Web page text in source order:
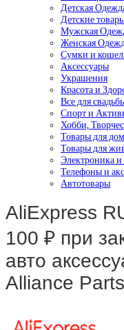
Детская
Детские
Мужская
Женская
Сумки и
Аксессуары
Украшения
Красота и
Все для
Спорт и
Хобби,
Товары для
Товары для
Электроника
Телефоны и
Автотовары
AliExpress
100 ₽ при
авто
Alliance